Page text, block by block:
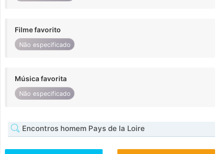
Filme favorito
Não especificado
Música favorita
Não especificado
Encontros homem Pays de la Loire